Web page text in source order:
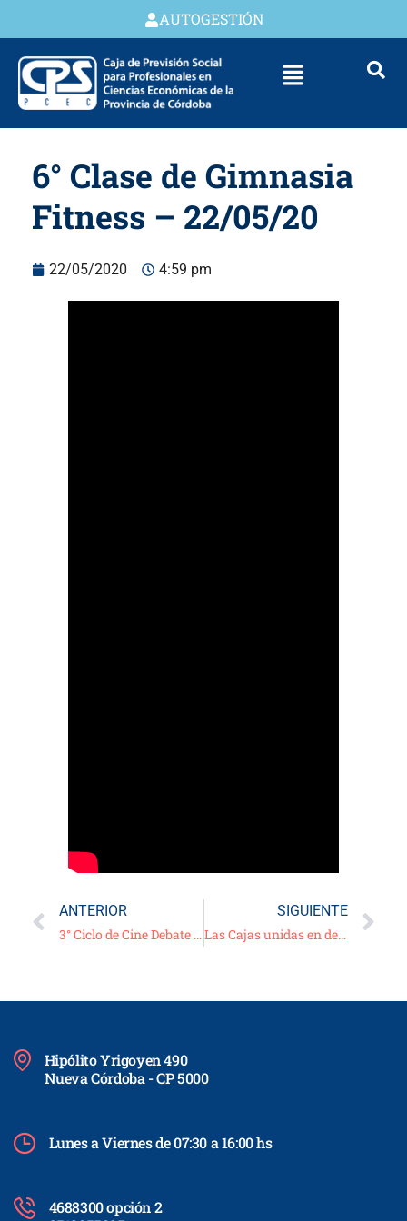
AUTOGESTIÓN
6° Clase de Gimnasia
Fitness – 22/05/20
22/05/2020 4:59 pm
ANTERIOR
3° Ciclo de Cine Debate Virtual: “La novia del desierto”
SIGUIENTE
Las Cajas unidas en defensa de los derechos de sus afiliados
Hipólito Yrigoyen 490
Nueva Córdoba - CP 5000
Lunes a Viernes de 07:30 a 16:00 hs
4688300 opción 2